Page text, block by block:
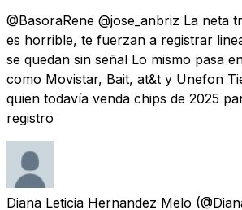
@BasoraRene @jose_anbriz La neta
es horrible, te fuerzan a registrar
se quedan sin señal Lo mismo pasa
como Movistar, Bait, at&t y Unefon
quien todavía venda chips de 2025
registro
Diana Leticia Hernandez Melo